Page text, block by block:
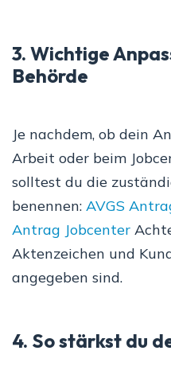
3. Wichtige
Behörde
Je nachdem, ob dein
Arbeit oder beim
solltest du die
benennen: AVGS
Antrag Jobcenter
Aktenzeichen und
angegeben sind.
4. So stärkst du